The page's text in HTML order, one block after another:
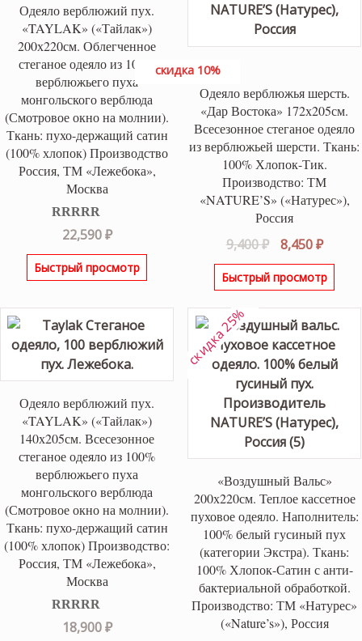
Одеяло верблюжий пух.
«TAYLAK» («Тайлак»)
200х220см. Облегченное
стеганое одеяло из 100%
верблюжьего пуха
монгольского верблюда
(Смотровое окно на молнии).
Ткань: пухо-держащий сатин
(100% хлопок) Производство
Россия, ТМ «Лежебока»,
Москва
Оценка5.00
из 5
22,590₽
Быстрый просмотр
скидка 10%
Одеяло верблюжья шерсть.
«Дар Востока» 172х205см.
Всесезонное стеганое одеяло
из верблюжьей шерсти. Ткань:
100% Хлопок-Тик.
Производство: ТМ
«NATURE’S» («Натурес»),
Россия
9,400₽
цена
составляла
8,450₽
цена:
8,450
Быстрый просмотр
Одеяло верблюжий пух.
«TAYLAK» («Тайлак»)
140х205см. Всесезонное
стеганое одеяло из 100%
верблюжьего пуха
монгольского верблюда
(Смотровое окно на молнии).
Ткань: пухо-держащий сатин
(100% хлопок) Производство:
Россия, ТМ «Лежебока»,
Москва
Оценка5.00
из 5
18,900₽
«Воздушный Вальс»
200х220см. Теплое кассетное
пуховое одеяло. Наполнитель:
100% белый гусиный пух
(категории Экстра). Ткань:
100% Хлопок-Сатин с анти-
бактериальной обработкой.
Производство: ТМ «Натурес»
(«Nature’s»), Россия
скидка 25%